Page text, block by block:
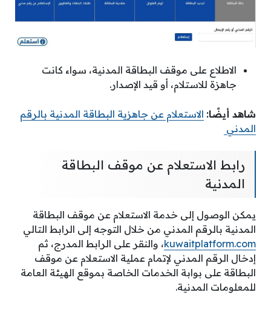
الاطلاع على موقف البطاقة المدنية، سواء كانت
جاهزة للاستلام، أو قيد الإصدار.
شاهد أيضًا: الاستعلام عن جاهزية البطاقة المدنية بالرقم
المدني
رابط الاستعلام عن موقف البطاقة
المدنية
يمكن الوصول إلى خدمة الاستعلام عن موقف البطاقة
المدنية بالرقم المدني من خلال التوجه إلى الرابط التالي
kuwaitplatform.com، والنقر على الرابط المدرج، ثم
إدخال الرقم المدني لإتمام عملية الاستعلام عن موقف
البطاقة على بوابة الخدمات الخاصة بموقع الهيئة العامة
للمعلومات المدنية.